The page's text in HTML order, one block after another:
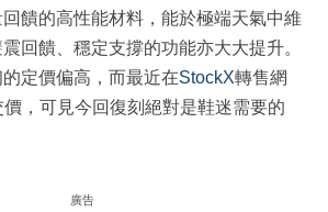
饋的高性能材料，能於極端天氣中維
回饋、穩定支撐的功能亦大大提升。
定價偏高，而最近在StockX轉售網
，可見今回復刻絕對是鞋迷需要的
廣告